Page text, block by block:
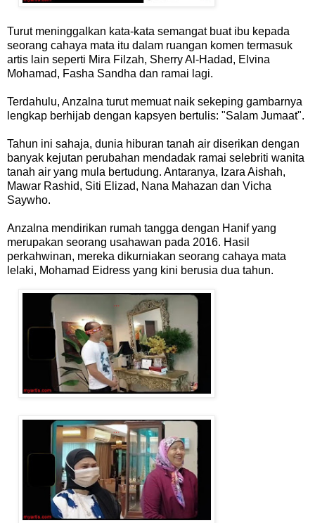
Turut meninggalkan kata-kata semangat buat ibu kepada
seorang cahaya mata itu dalam ruangan komen termasuk
artis lain seperti Mira Filzah, Sherry Al-Hadad, Elvina
Mohamad, Fasha Sandha dan ramai lagi.
Terdahulu, Anzalna turut memuat naik sekeping gambarnya
lengkap berhijab dengan kapsyen bertulis: "Salam Jumaat".
Tahun ini sahaja, dunia hiburan tanah air diserikan dengan
banyak kejutan perubahan mendadak ramai selebriti wanita
tanah air yang mula bertudung. Antaranya, Izara Aishah,
Mawar Rashid, Siti Elizad, Nana Mahazan dan Vicha
Saywho.
Anzalna mendirikan rumah tangga dengan Hanif yang
merupakan seorang usahawan pada 2016. Hasil
perkahwinan, mereka dikurniakan seorang cahaya mata
lelaki, Mohamad Eidress yang kini berusia dua tahun.